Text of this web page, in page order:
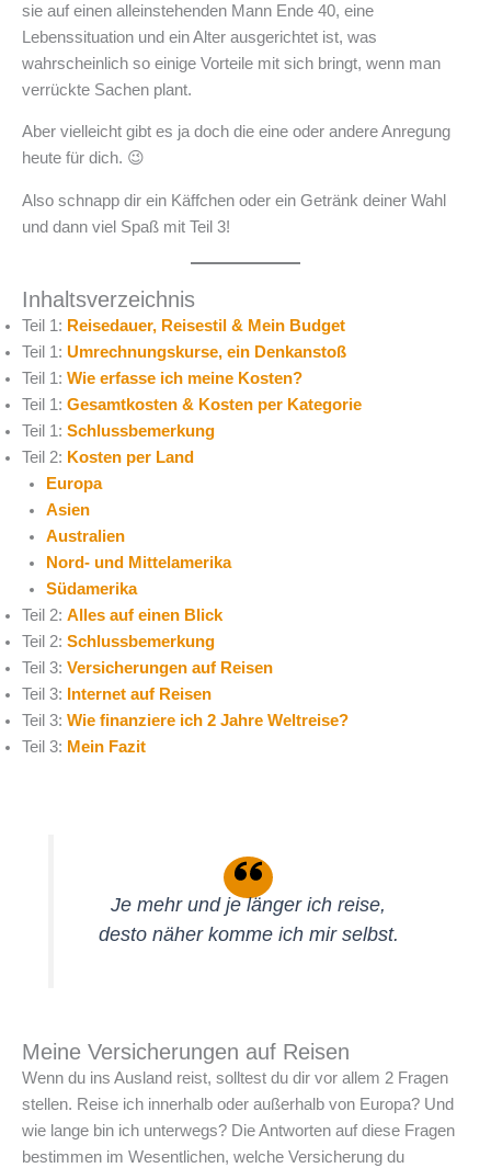
sie auf einen alleinstehenden Mann Ende 40, eine
Lebenssituation und ein Alter ausgerichtet ist, was
wahrscheinlich so einige Vorteile mit sich bringt, wenn man
verrückte Sachen plant.
Aber vielleicht gibt es ja doch die eine oder andere Anregung
heute für dich. 😉
Also schnapp dir ein Käffchen oder ein Getränk deiner Wahl
und dann viel Spaß mit Teil 3!
Inhaltsverzeichnis
Teil 1: Reisedauer, Reisestil & Mein Budget
Teil 1: Umrechnungskurse, ein Denkanstoß
Teil 1: Wie erfasse ich meine Kosten?
Teil 1: Gesamtkosten & Kosten per Kategorie
Teil 1: Schlussbemerkung
Teil 2: Kosten per Land
Europa
Asien
Australien
Nord- und Mittelamerika
Südamerika
Teil 2: Alles auf einen Blick
Teil 2: Schlussbemerkung
Teil 3: Versicherungen auf Reisen
Teil 3:
Internet auf Reisen
Teil 3: Wie finanziere ich 2 Jahre Weltreise?
Teil 3: Mein Fazit
Je mehr und je länger ich reise,
desto näher komme ich mir selbst.
Meine Versicherungen auf Reisen
Wenn du ins Ausland reist, solltest du dir vor allem 2 Fragen
stellen. Reise ich innerhalb oder außerhalb von Europa? Und
wie lange bin ich unterwegs? Die Antworten auf diese Fragen
bestimmen im Wesentlichen, welche Versicherung du